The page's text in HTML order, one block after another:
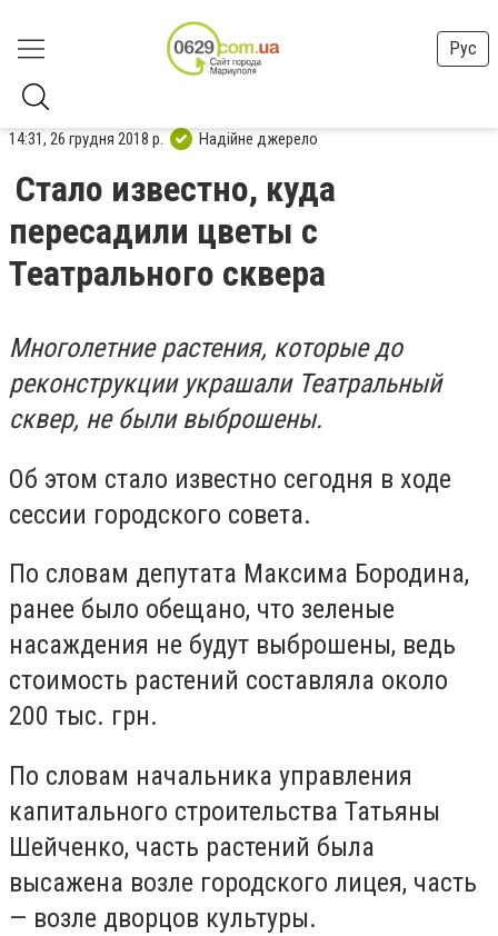
Рус
14:31, 26 грудня 2018 р. Надійне джерело
Стало известно, куда
пересадили цветы с
Театрального сквера
Многолетние растения, которые до
реконструкции украшали Театральный
сквер, не были выброшены.
Об этом стало известно сегодня в ходе
сессии городского совета.
По словам депутата Максима Бородина,
ранее было обещано, что зеленые
насаждения не будут выброшены, ведь
стоимость растений составляла около
200 тыс. грн.
По словам начальника управления
капитального строительства Татьяны
Шейченко, часть растений была
высажена возле городского лицея, часть
— возле дворцов культуры.